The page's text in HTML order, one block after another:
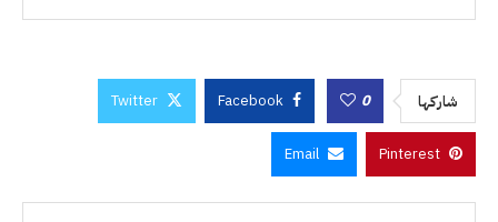
شاركها 0
Facebook
Twitter
Pinterest
Email